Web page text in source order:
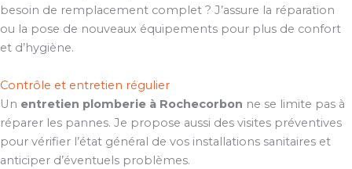
besoin de remplacement complet ? J’assure la réparation
ou la pose de nouveaux équipements pour plus de confort
et d’hygiène.
Contrôle et entretien régulier
Un entretien plomberie à Rochecorbon ne se limite pas à
réparer les pannes. Je propose aussi des visites préventives
pour vérifier l’état général de vos installations sanitaires et
anticiper d’éventuels problèmes.